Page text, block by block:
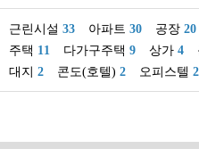
근린시설 33 아파트 30 공장 20
주택 11 다가구주택 9 상가 4
대지 2 콘도(호텔) 2 오피스텔 2